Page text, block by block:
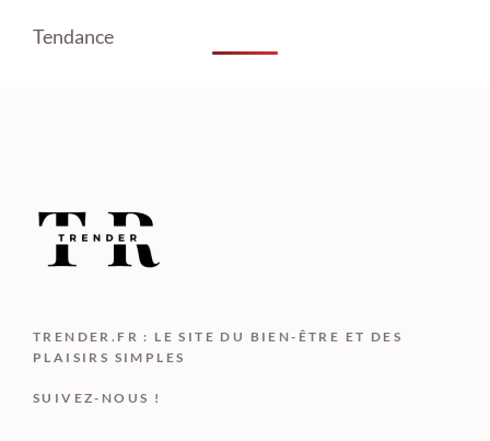
Tendance
TRENDER.FR : LE SITE DU BIEN-ÊTRE ET DES
PLAISIRS SIMPLES
SUIVEZ-NOUS !